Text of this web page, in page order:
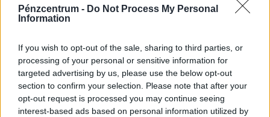
Pénzcentrum - Do Not Process My Personal
Information
If you wish to opt-out of the sale, sharing to third parties, or
processing of your personal or sensitive information for
targeted advertising by us, please use the below opt-out
section to confirm your selection. Please note that after your
opt-out request is processed you may continue seeing
interest-based ads based on personal information utilized by
magyar fiatalok: óránként 4000 forintot is
fizetnek
A magyar diákmunkapiac elmúlt másfél évtizede
lényegében egyetlen nagy átrendeződés története.